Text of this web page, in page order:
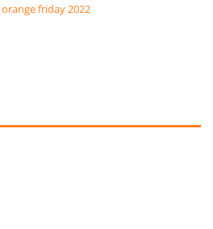
orange friday 2022